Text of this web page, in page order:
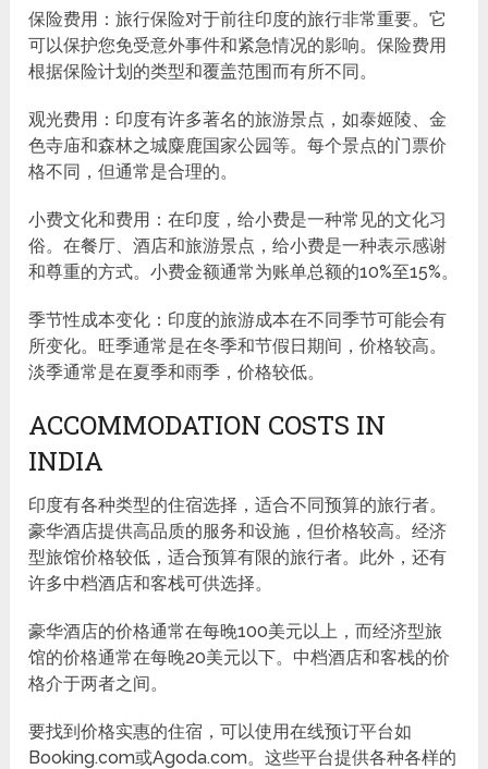
保险费用：旅行保险对于前往印度的旅行非常重要。它
可以保护您免受意外事件和紧急情况的影响。保险费用
根据保险计划的类型和覆盖范围而有所不同。
观光费用：印度有许多著名的旅游景点，如泰姬陵、金
色寺庙和森林之城麋鹿国家公园等。每个景点的门票价
格不同，但通常是合理的。
小费文化和费用：在印度，给小费是一种常见的文化习
俗。在餐厅、酒店和旅游景点，给小费是一种表示感谢
和尊重的方式。小费金额通常为账单总额的10%至15%。
季节性成本变化：印度的旅游成本在不同季节可能会有
所变化。旺季通常是在冬季和节假日期间，价格较高。
淡季通常是在夏季和雨季，价格较低。
ACCOMMODATION COSTS IN
INDIA
印度有各种类型的住宿选择，适合不同预算的旅行者。
豪华酒店提供高品质的服务和设施，但价格较高。经济
型旅馆价格较低，适合预算有限的旅行者。此外，还有
许多中档酒店和客栈可供选择。
豪华酒店的价格通常在每晚100美元以上，而经济型旅
馆的价格通常在每晚20美元以下。中档酒店和客栈的价
格介于两者之间。
要找到价格实惠的住宿，可以使用在线预订平台如
Booking.com或Agoda.com。这些平台提供各种各样的